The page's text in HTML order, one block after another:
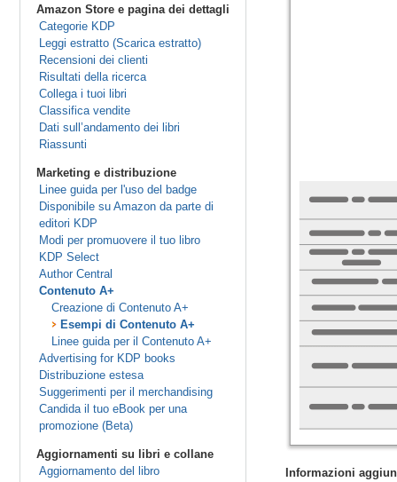
Amazon Store e pagina dei dettagli
Categorie KDP
Leggi estratto (Scarica estratto)
Recensioni dei clienti
Risultati della ricerca
Collega i tuoi libri
Classifica vendite
Dati sull’andamento dei libri
Riassunti
Marketing e distribuzione
Linee guida per l'uso del badge
Disponibile su Amazon da parte di
editori KDP
Modi per promuovere il tuo libro
KDP Select
Author Central
Contenuto A+
Creazione di Contenuto A+
Esempi di Contenuto A+
Linee guida per il Contenuto A+
Advertising for KDP books
Distribuzione estesa
Suggerimenti per il merchandising
Candida il tuo eBook per una
promozione (Beta)
Aggiornamenti su libri e collane
Aggiornamento del libro
Informazioni